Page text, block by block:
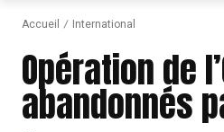
Accueil International
Opération de
abandonnés